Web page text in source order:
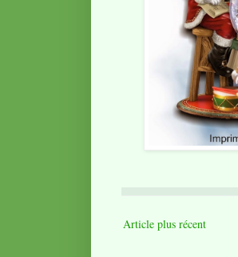
Article plus récent